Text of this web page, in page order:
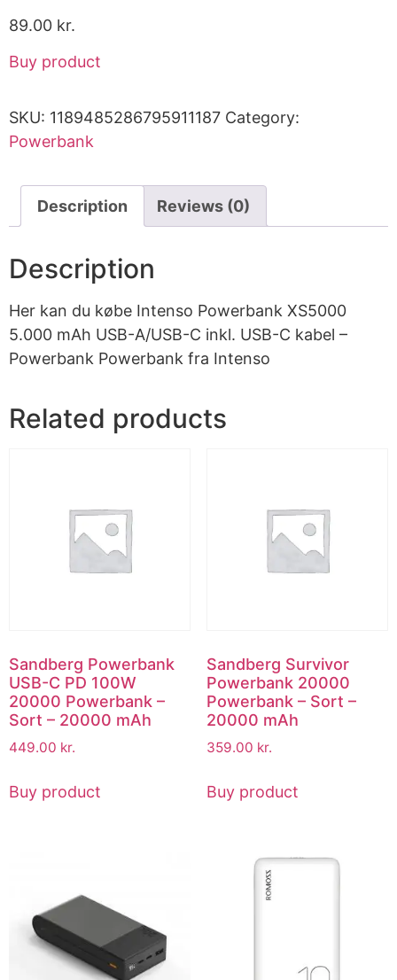
89.00 kr.
Buy product
SKU: 1189485286795911187 Category:
Powerbank
Description Reviews (0)
Description
Her kan du købe Intenso Powerbank XS5000
5.000 mAh USB-A/USB-C inkl. USB-C kabel –
Powerbank Powerbank fra Intenso
Related products
Sandberg Powerbank
USB-C PD 100W
20000 Powerbank –
Sort – 20000 mAh
449.00 kr.
Buy product
Sandberg Survivor
Powerbank 20000
Powerbank – Sort –
20000 mAh
359.00 kr.
Buy product